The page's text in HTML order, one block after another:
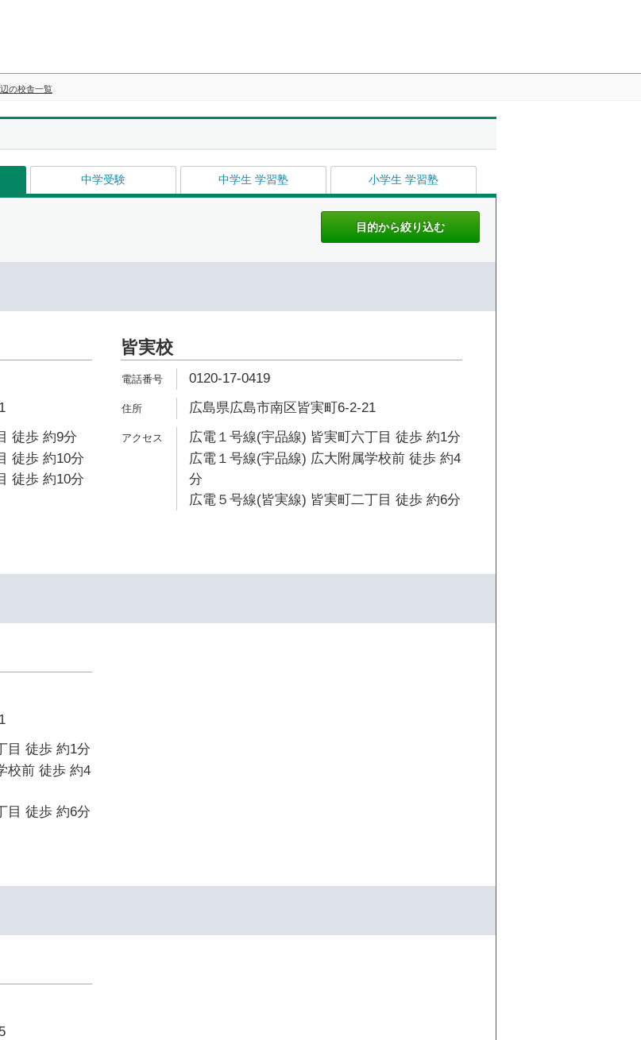
の校舎一覧
中学受験 中学生 学習塾 小学生 学習塾
徒歩 約9分
徒歩 約10分
徒歩 約10分
皆実校
0120-17-0419
広島県広島市南区皆実町6-2-21
広電１号線(宇品線) 皆実町六丁目 徒歩 約1分
広電１号線(宇品線) 広大附属学校前 徒歩 約4
分
広電５号線(皆実線) 皆実町二丁目 徒歩 約6分
目 徒歩 約1分
校前 徒歩 約4
目 徒歩 約6分